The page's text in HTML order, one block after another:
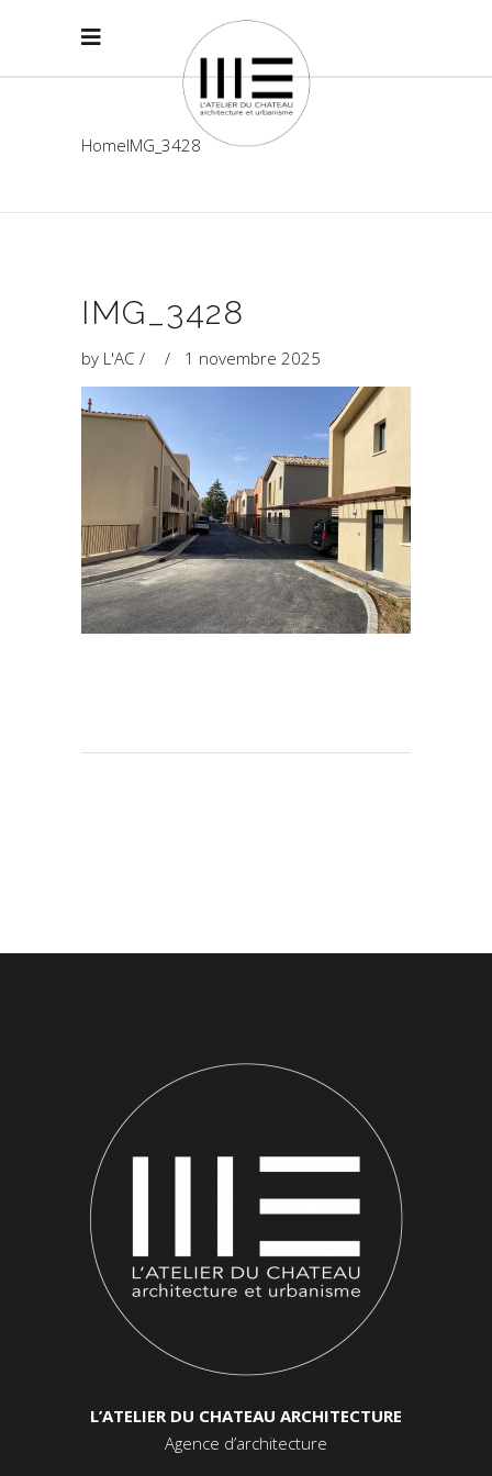
HomeIMG_3428
IMG_3428
by L'AC 1 novembre 2025
L’ATELIER DU CHATEAU ARCHITECTURE
Agence d’architecture